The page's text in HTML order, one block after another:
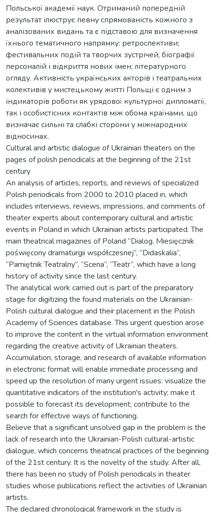
Польської академії наук. Отриманий попередній
результат ілюструє певну спрямованість кожного з
аналізованих видань та є підставою для визначення
їхнього тематичного напрямку: ретроспективи;
фестивальних подій та творчих зустрічей; біографії
персоналій і відкриття нових імен; літературного
огляду. Активність українських акторів і театральних
колективів у мистецькому житті Польщі є одним з
індикаторів роботи як урядової культурної дипломатії,
так і особистісних контактів між обома країнами, що
визначає сильні та слабкі сторони у міжнародних
відносинах.
Cultural and artistic dialogue of Ukrainian theaters on the
pages of polish periodicals at the beginning of the 21st
century
An analysis of articles, reports, and reviews of specialized
Polish periodicals from 2000 to 2010 placed in, which
includes interviews, reviews, impressions, and comments of
theater experts about contemporary cultural and artistic
events in Poland in which Ukrainian artists participated. The
main theatrical magazines of Poland “Dialog. Miesięcznik
poświęcony dramaturgii współczesnej”, “Didaskalia”,
“Pamiętnik Teatralny”, “Scena”, “Teatr”, which have a long
history of activity since the last century.
The analytical work carried out is part of the preparatory
stage for digitizing the found materials on the Ukrainian-
Polish cultural dialogue and their placement in the Polish
Academy of Sciences database. This urgent question arose
to improve the content in the virtual information environment
regarding the creative activity of Ukrainian theaters.
Accumulation, storage, and research of available information
in electronic format will enable immediate processing and
speed up the resolution of many urgent issues: visualize the
quantitative indicators of the institution's activity; make it
possible to forecast its development; contribute to the
search for effective ways of functioning.
Believe that a significant unsolved gap in the problem is the
lack of research into the Ukrainian-Polish cultural-artistic
dialogue, which concerns theatrical practices of the beginning
of the 21st century. It is the novelty of the study. After all,
there has been no study of Polish periodicals in theater
studies whose publications reflect the activities of Ukrainian
artists.
The declared chronological framework in the study is